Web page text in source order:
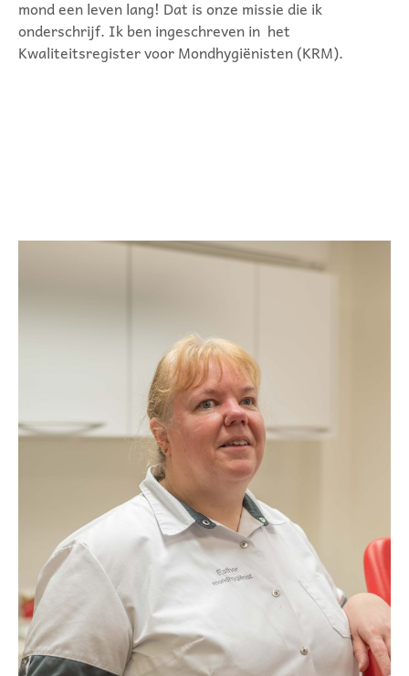
mond een leven lang! Dat is onze missie die ik
onderschrijf. Ik ben ingeschreven in het
Kwaliteitsregister voor Mondhygiënisten (KRM).